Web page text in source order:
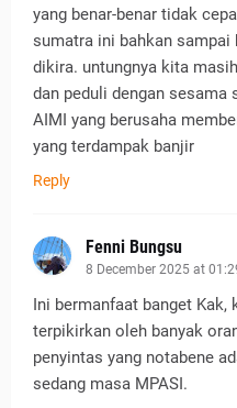
yang benar-benar tidak
sumatra ini bahkan sampai
dikira. untungnya kita
dan peduli dengan sesama
AIMI yang berusaha
yang terdampak banjir
Reply
Fenni Bungsu
8 December 2025 at
Ini bermanfaat banget Kak,
terpikirkan oleh banyak
penyintas yang notabene
sedang masa MPASI.